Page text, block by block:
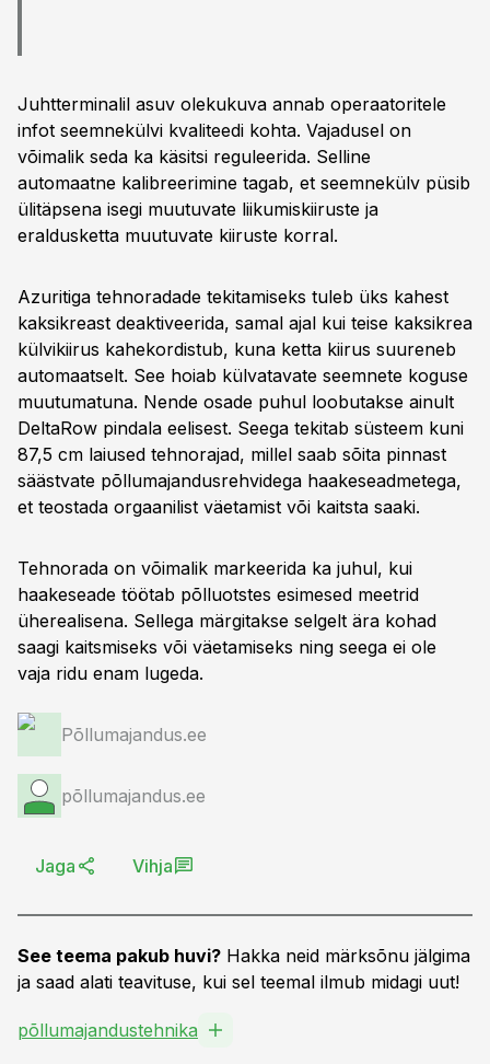
Juhtterminalil asuv olekukuva annab operaatoritele
infot seemnekülvi kvaliteedi kohta. Vajadusel on
võimalik seda ka käsitsi reguleerida. Selline
automaatne kalibreerimine tagab, et seemnekülv püsib
ülitäpsena isegi muutuvate liikumiskiiruste ja
eraldusketta muutuvate kiiruste korral.
Azuritiga tehnoradade tekitamiseks tuleb üks kahest
kaksikreast deaktiveerida, samal ajal kui teise kaksikrea
külvikiirus kahekordistub, kuna ketta kiirus suureneb
automaatselt. See hoiab külvatavate seemnete koguse
muutumatuna. Nende osade puhul loobutakse ainult
DeltaRow pindala eelisest. Seega tekitab süsteem kuni
87,5 cm laiused tehnorajad, millel saab sõita pinnast
säästvate põllumajandusrehvidega haakeseadmetega,
et teostada orgaanilist väetamist või kaitsta saaki.
Tehnorada on võimalik markeerida ka juhul, kui
haakeseade töötab põlluotstes esimesed meetrid
üherealisena. Sellega märgitakse selgelt ära kohad
saagi kaitsmiseks või väetamiseks ning seega ei ole
vaja ridu enam lugeda.
Põllumajandus.ee
põllumajandus.ee
Jaga Vihja
See teema pakub huvi? Hakka neid märksõnu jälgima
ja saad alati teavituse, kui sel teemal ilmub midagi uut!
põllumajandustehnika